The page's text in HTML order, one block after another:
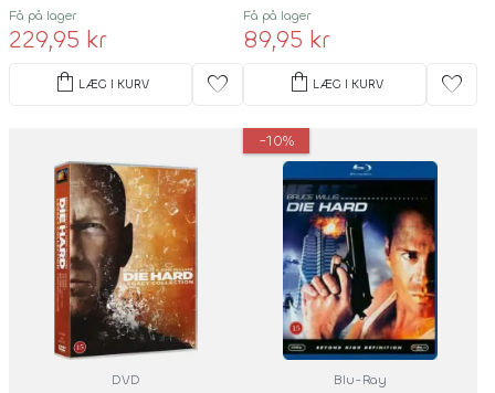
Få på lager
229,95 kr
shopping_bag LÆG I KURV favorite
Få på lager
89,95 kr
shopping_bag LÆG I KURV favorite
DVD
-10%
Blu-Ray